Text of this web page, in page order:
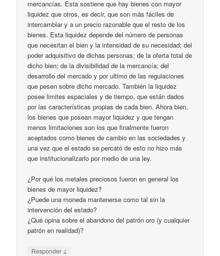
mercancías. Esta sostiene que hay bienes con mayor
liquidez que otros, es decir, que son más fáciles de
intercambiar y a un precio razonable que el resto de los
bienes. Esta liquidez depende del número de personas
que necesitan el bien y la intensidad de su necesidad; del
poder adquisitivo de dichas personas; de la oferta total de
dicho bien; de la divisibilidad de la mercancía; del
desarrollo del mercado y por ultimo de las regulaciones
que pesen sobre dicho mercado. También la liquidez
posee limites espaciales y de tiempo, que están dados
por las características propias de cada bien. Ahora bien,
los bienes que posean mayor liquidez y que tengan
menos limitaciones son los que finalmente fueron
aceptados como bienes de cambio en las sociedades y
una vez que el estado se percató de esto no hizo más
que institucionalizarlo por medio de una ley.
¿Por qué los metales preciosos fueron en general los
bienes de mayor liquidez?
¿Puede una moneda mantenerse como tal sin la
intervención del estado?
¿Qué opina sobre el abandono del patrón oro (y cualquier
patrón en realidad)?
Responder ↓